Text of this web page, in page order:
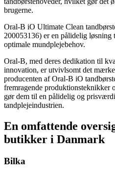
brugerne.
Oral-B iO Ultimate Clean
200053136) er en pålidelig
optimale mundplejebehov.
Oral-B, med deres dedikation til
innovation, er utvivlsomt det
producenten af Oral-B iO
fremragende produktionsteknikker
gør dem til en pålidelig og
tandplejeindustrien.
En omfattende
butikker i Danmark
Bilka